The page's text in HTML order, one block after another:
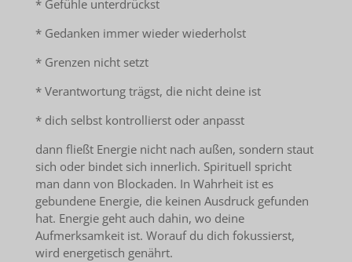
* Gefühle unterdrückst
* Gedanken immer wieder wiederholst
* Grenzen nicht setzt
* Verantwortung trägst, die nicht deine ist
* dich selbst kontrollierst oder anpasst
dann fließt Energie nicht nach außen, sondern staut
sich oder bindet sich innerlich. Spirituell spricht
man dann von Blockaden. In Wahrheit ist es
gebundene Energie, die keinen Ausdruck gefunden
hat. Energie geht auch dahin, wo deine
Aufmerksamkeit ist. Worauf du dich fokussierst,
wird energetisch genährt.